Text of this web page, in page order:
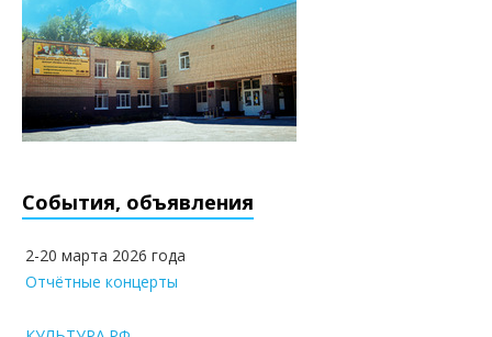
События, объявления
2-20 марта 2026 года
Отчётные концерты